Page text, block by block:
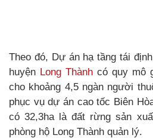
Theo đó, Dự án hạ tầng tái
huyện Long Thànhcó quy mô
cho khoảng 4,5 ngàn người
phục vụ dự án cao tốc Biên
có 32,3ha là đất rừng sản
phòng hộ Long Thành quản lý.